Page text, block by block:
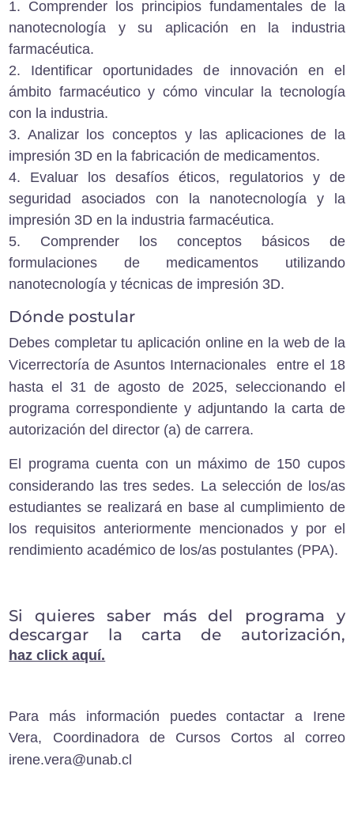
1. Comprender los principios fundamentales de la
nanotecnología y su aplicación en la industria
farmacéutica.
2. Identificar oportunidades de innovación en el
ámbito farmacéutico y cómo vincular la tecnología
con la industria.
3. Analizar los conceptos y las aplicaciones de la
impresión 3D en la fabricación de medicamentos.
4. Evaluar los desafíos éticos, regulatorios y de
seguridad asociados con la nanotecnología y la
impresión 3D en la industria farmacéutica.
5. Comprender los conceptos básicos de
formulaciones de medicamentos utilizando
nanotecnología y técnicas de impresión 3D.
Dónde postular
Debes completar tu aplicación online en la web de la
Vicerrectoría de Asuntos Internacionales
entre el 18
hasta el 31 de agosto de 2025, seleccionando el
programa correspondiente y adjuntando la carta de
autorización del director (a) de carrera.
El programa cuenta con un máximo de 150 cupos
considerando las tres sedes. La selección de los/as
estudiantes se realizará en base al cumplimiento de
los requisitos anteriormente mencionados y por el
rendimiento académico de los/as postulantes (PPA).
Si quieres saber más del programa y
descargar la carta de autorización,
haz click aquí.
Para más información puedes contactar a Irene
Vera, Coordinadora de Cursos Cortos al correo
irene.vera@unab.cl